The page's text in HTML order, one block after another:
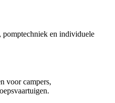
pomptechniek en individuele
voor campers,